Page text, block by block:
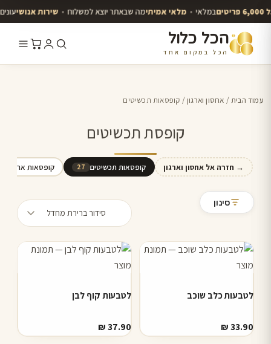
במלאי • מלאי אמיתימה שבאתר יוצא למשלוח • שירות אנושיעונים
הכל כלול
הכל במקום אחד
עמוד הבית/ אחסון וארגון/ קופסאות תכשיטים
קופסת תכשיטים
→ חזרה אל אחסון וארגון קופסאות תכשיטים 27 קופסאות ארגון
סינון
לטבעות כלב שוכב
₪ 33.90
לטבעות קוף לבן
₪ 37.90